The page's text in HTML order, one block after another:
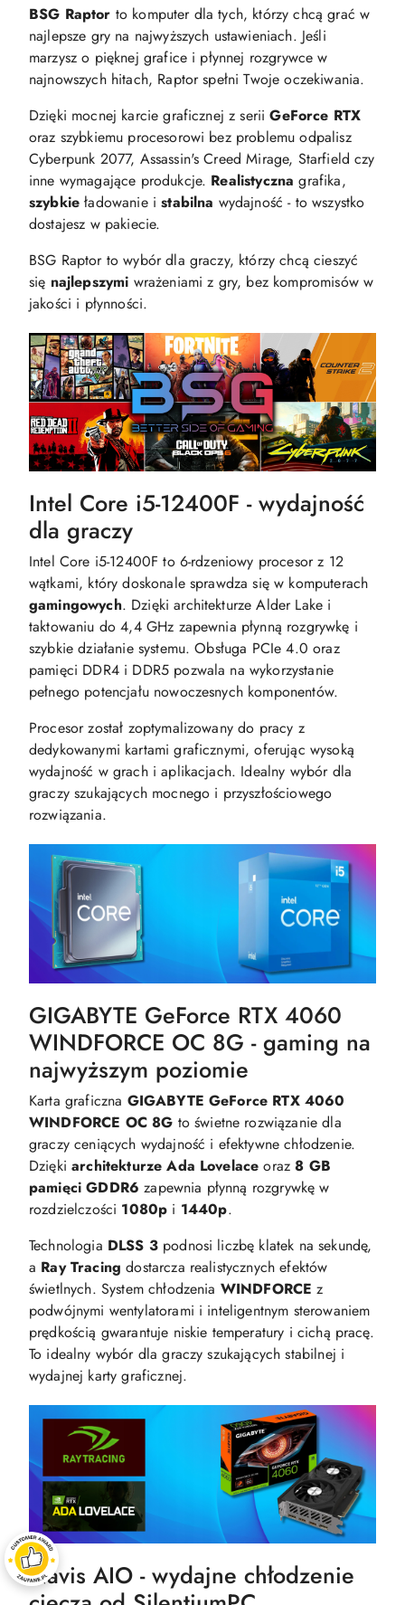
BSG Raptor to komputer dla tych, którzy chcą grać w
najlepsze gry na najwyższych ustawieniach. Jeśli
marzysz o pięknej grafice i płynnej rozgrywce w
najnowszych hitach, Raptor spełni Twoje oczekiwania.
Dzięki mocnej karcie graficznej z seriiGeForce RTX
oraz szybkiemu procesorowi bez problemu odpalisz
Cyberpunk 2077, Assassin's Creed Mirage, Starfield czy
inne wymagające produkcje. Realistyczna grafika,
szybkie ładowanie istabilna wydajność - to wszystko
dostajesz w pakiecie.
BSG Raptor to wybór dla graczy, którzy chcą cieszyć
się najlepszymi wrażeniami z gry, bez kompromisów w
jakości i płynności.
Intel Core i5-12400F - wydajność
dla graczy
Intel Core i5-12400F to 6-rdzeniowy procesor z 12
wątkami, który doskonale sprawdza się w komputerach
gamingowych. Dzięki architekturze Alder Lake i
taktowaniu do 4,4 GHz zapewnia płynną rozgrywkę i
szybkie działanie systemu. Obsługa PCIe 4.0 oraz
pamięci DDR4 i DDR5 pozwala na wykorzystanie
pełnego potencjału nowoczesnych komponentów.
Procesor został zoptymalizowany do pracy z
dedykowanymi kartami graficznymi, oferując wysoką
wydajność w grach i aplikacjach. Idealny wybór dla
graczy szukających mocnego i przyszłościowego
rozwiązania.
GIGABYTE GeForce RTX 4060
WINDFORCE OC 8G - gaming na
najwyższym poziomie
Karta graficzna GIGABYTE GeForce RTX 4060
WINDFORCE OC 8G to świetne rozwiązanie dla
graczy ceniących wydajność i efektywne chłodzenie.
Dziękiarchitekturze Ada Lovelaceoraz8 GB
pamięci GDDR6zapewnia płynną rozgrywkę w
rozdzielczości 1080p i 1440p.
Technologia DLSS 3 podnosi liczbę klatek na sekundę,
a Ray Tracingdostarcza realistycznych efektów
świetlnych. System chłodzenia WINDFORCEz
podwójnymi wentylatorami i inteligentnym sterowaniem
prędkością gwarantuje niskie temperatury i cichą pracę.
To idealny wybór dla graczy szukających stabilnej i
wydajnej karty graficznej.
Navis AIO - wydajne chłodzenie